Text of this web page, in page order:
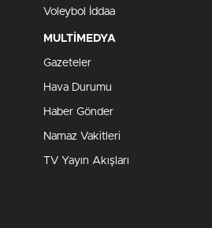
Voleybol İddaa
MULTİMEDYA
Gazeteler
Hava Durumu
Haber Gönder
Namaz Vakitleri
TV Yayın Akışları